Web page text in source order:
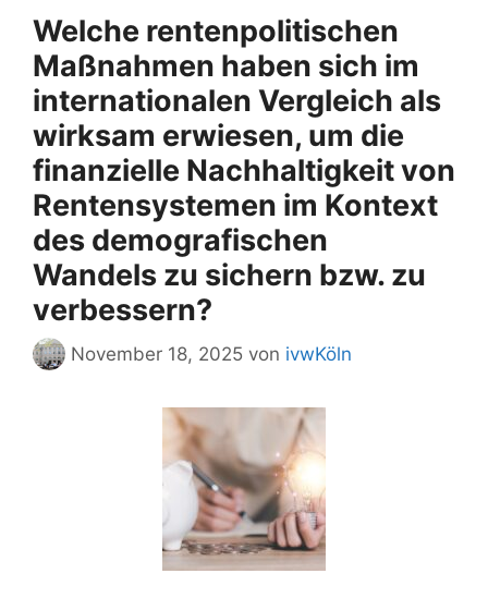
Welche rentenpolitischen
Maßnahmen haben sich im
internationalen Vergleich als
wirksam erwiesen, um die
finanzielle Nachhaltigkeit von
Rentensystemen im Kontext
des demografischen
Wandels zu sichern bzw. zu
verbessern?
November 18, 2025 von ivwKöln